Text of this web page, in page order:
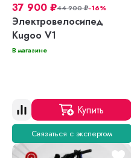
37 900 ₽44 900₽-16%
Электровелосипед
Kugoo V1
В магазине
Купить
Связаться с экспертом